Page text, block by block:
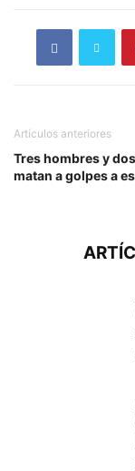
Artículos anteriores
Tres hombres y
matan a golpes a